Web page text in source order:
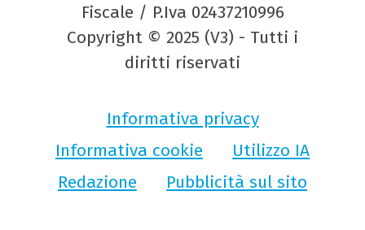
Fiscale / P.Iva 02437210996
Copyright © 2025 (V3) - Tutti i
diritti riservati
Informativa privacy
Informativa cookie
Utilizzo IA
Redazione
Pubblicità sul sito